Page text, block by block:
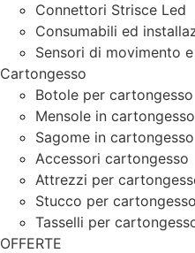
Connettori Strisce Led
Consumabili ed
Sensori di movimento
Cartongesso
Botole per cartongesso
Mensole in
Sagome in cartongesso
Accessori cartongesso
Attrezzi per
Stucco per cartongesso
Tasselli per
OFFERTE